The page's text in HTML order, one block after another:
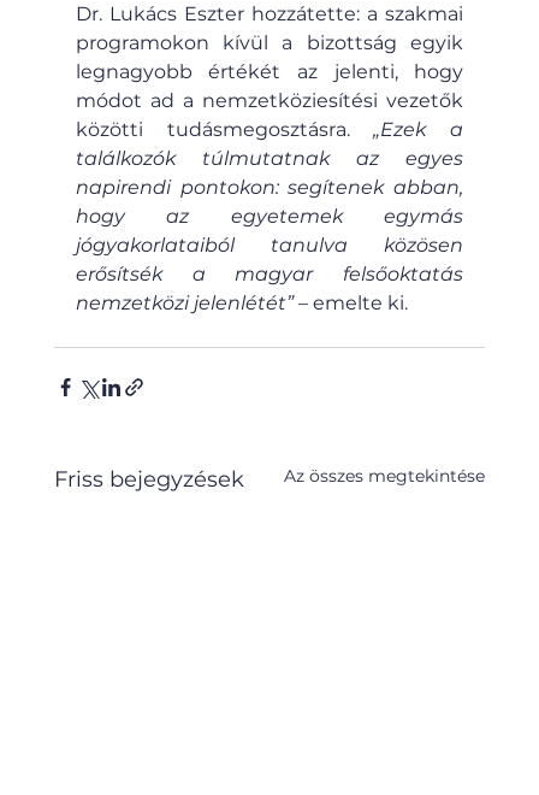
Dr. Lukács Eszter hozzátette: a szakmai
programokon kívül a bizottság egyik
legnagyobb értékét az jelenti, hogy
módot ad a nemzetköziesítési vezetők
közötti tudásmegosztásra. „Ezek a
találkozók túlmutatnak az egyes
napirendi pontokon: segítenek abban,
hogy az egyetemek egymás
jógyakorlataiból tanulva közösen
erősítsék a magyar felsőoktatás
nemzetközi jelenlétét” – emelte ki.
Friss bejegyzések Az összes megtekintése